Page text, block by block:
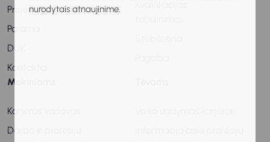
nurodytais atnaujinime.
Projektai
Parama
DUK
Kontaktai
Mokiniams
Karjeros vadovas
Darbo ir profesijų